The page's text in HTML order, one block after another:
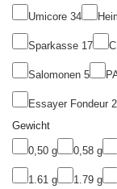
Umicore 34
Sparkasse 17
Salomonen 5
Essayer Fondeur 2
Gewicht
0,50 g 0,58 g
1.61 g 1.79 g